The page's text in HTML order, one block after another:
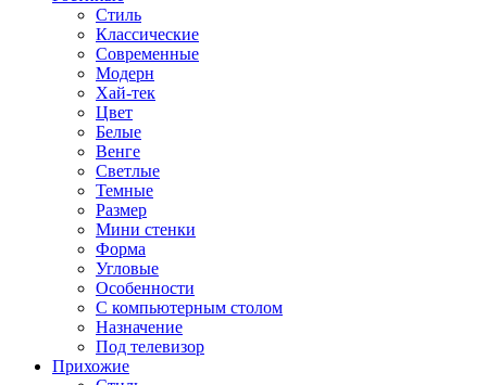
Стиль
Классические
Современные
Модерн
Хай-тек
Цвет
Белые
Венге
Светлые
Темные
Размер
Мини стенки
Форма
Угловые
Особенности
С компьютерным столом
Назначение
Под телевизор
Прихожие